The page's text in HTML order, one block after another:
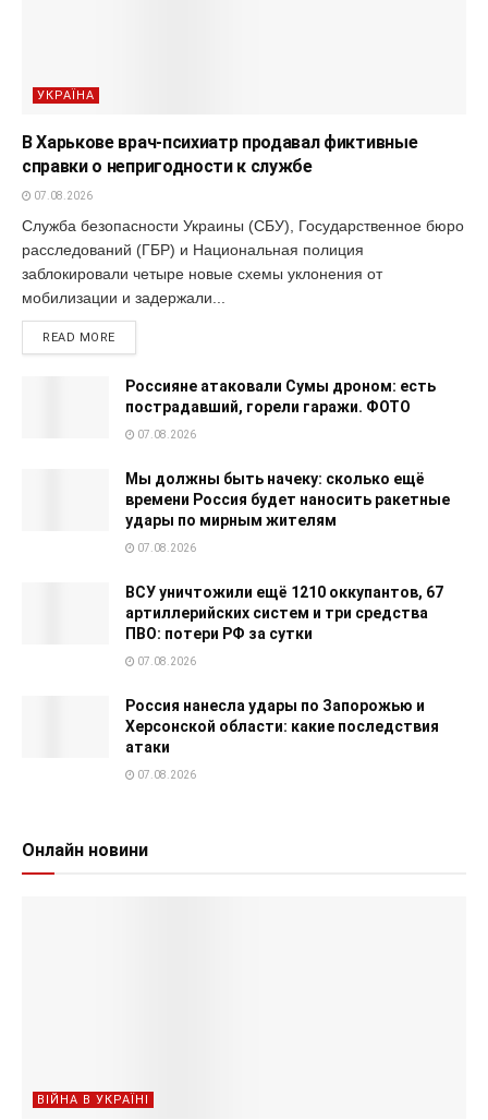
УКРАЇНА
В Харькове врач-психиатр продавал фиктивные
справки о непригодности к службе
07.08.2026
Служба безопасности Украины (СБУ), Государственное бюро
расследований (ГБР) и Национальная полиция
заблокировали четыре новые схемы уклонения от
мобилизации и задержали...
READ MORE
Россияне атаковали Сумы дроном: есть
пострадавший, горели гаражи. ФОТО
07.08.2026
Мы должны быть начеку: сколько ещё
времени Россия будет наносить ракетные
удары по мирным жителям
07.08.2026
ВСУ уничтожили ещё 1210 оккупантов, 67
артиллерийских систем и три средства
ПВО: потери РФ за сутки
07.08.2026
Россия нанесла удары по Запорожью и
Херсонской области: какие последствия
атаки
07.08.2026
Онлайн новини
ВІЙНА В УКРАЇНІ